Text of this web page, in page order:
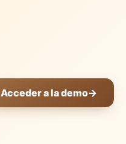
Acceder a la demo→